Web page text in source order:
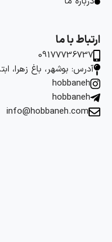
ارتباط با ما
09177736737
آدرس: بوشهر، باغ زهرا،
hobbaneh
hobbaneh
info@hobbaneh.com